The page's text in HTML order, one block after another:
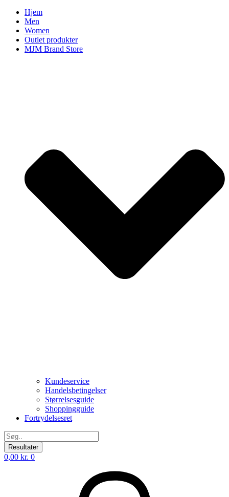
Hjem
Men
Women
Outlet produkter
MJM Brand Store
Kundeservice
Handelsbetingelser
Størrelsesguide
Shoppingguide
Fortrydelsesret
Search
...Resultater
0,00 kr. 0